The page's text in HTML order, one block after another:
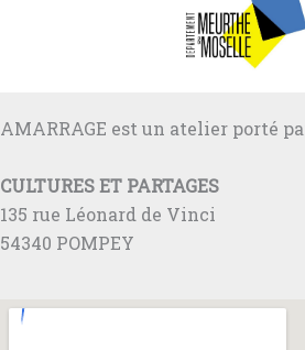
AMARRAGE est un atelier porté
CULTURES ET PARTAGES
135 rue Léonard de Vinci
54340 POMPEY